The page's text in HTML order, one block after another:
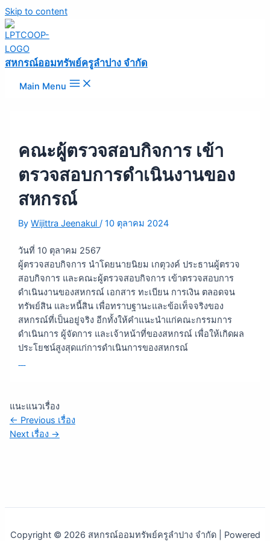
Skip to content
สหกรณ์ออมทรัพย์ครูลำปาง จำกัด
Main Menu
คณะผู้ตรวจสอบกิจการ เข้า
ตรวจสอบการดำเนินงานของ
สหกรณ์
ByWijittra Jeenakul/10 ตุลาคม 2024
วันที่ 10 ตุลาคม 2567
ผู้ตรวจสอบกิจการ นำโดยนายนิยม เกตุวงค์ ประธานผู้ตรวจ
สอบกิจการ และคณะผู้ตรวจสอบกิจการ เข้าตรวจสอบการ
ดำเนินงานของสหกรณ์ เอกสาร ทะเบียน การเงิน ตลอดจน
ทรัพย์สิน และหนี้สิน เพื่อทราบฐานะและข้อเท็จจริงของ
สหกรณ์ที่เป็นอยู่จริง อีกทั้งให้คำแนะนำแก่คณะกรรมการ
ดำเนินการ ผู้จัดการ และเจ้าหน้าที่ของสหกรณ์ เพื่อให้เกิดผล
ประโยชน์สูงสุดแก่การดำเนินการของสหกรณ์
แนะแนวเรื่อง
← Previous เรื่อง
Next เรื่อง →
Copyright © 2026 สหกรณ์ออมทรัพย์ครูลำปาง จำกัด | Powered